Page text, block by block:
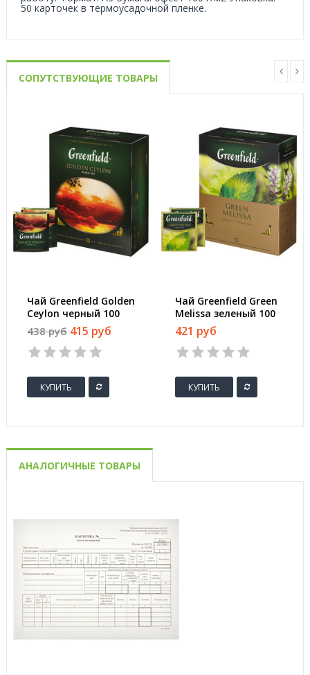
50 карточек в термоусадочной пленке.
СОПУТСТВУЮЩИЕ ТОВАРЫ
Чай Greenfield Golden
Ceylon черный 100
пакетиков
438 руб 415 руб
КУПИТЬ
Чай Greenfield Green
Melissa зеленый 100
пакетиков
421 руб
КУПИТЬ
АНАЛОГИЧНЫЕ ТОВАРЫ